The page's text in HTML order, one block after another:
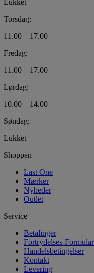
Lukket
Torsdag:
11.00 – 17.00
Fredag:
11.00 – 17.00
Lørdag:
10.00 – 14.00
Søndag:
Lukket
Shoppen
Last One
Mærker
Nyheder
Outlet
Service
Betalinger
Fortrydelses-Formular
Handelsbetingelser
Kontakt
Levering